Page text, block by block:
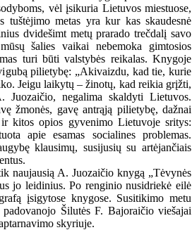
vėl įsikuria Lietuvos miestuose,
tuštėjimo metas yra kur kas skaudesnė
dvidešimt metų prarado trečdalį savo
šalies vaikai nebemoka gimtosios
turi būti valstybės reikalas. Knygoje
pilietybę: „Akivaizdu, kad tie, kurie
Jeigu laikytų – žinotų, kad reikia grįžti,
Juozaičio, negalima skaldyti Lietuvos.
žmonės, gavę antrąją pilietybę, dažnai
kitos opios gyvenimo Lietuvoje sritys:
apie esamas socialines problemas.
klausimų, susijusių su artėjančiais
naujausią A. Juozaičio knygą „Tėvynės
jo leidinius. Po renginio nusidriekė eilė
įsigytose knygose. Susitikimo metu
Šilutės F. Bajoraičio viešajai
skyriuje.